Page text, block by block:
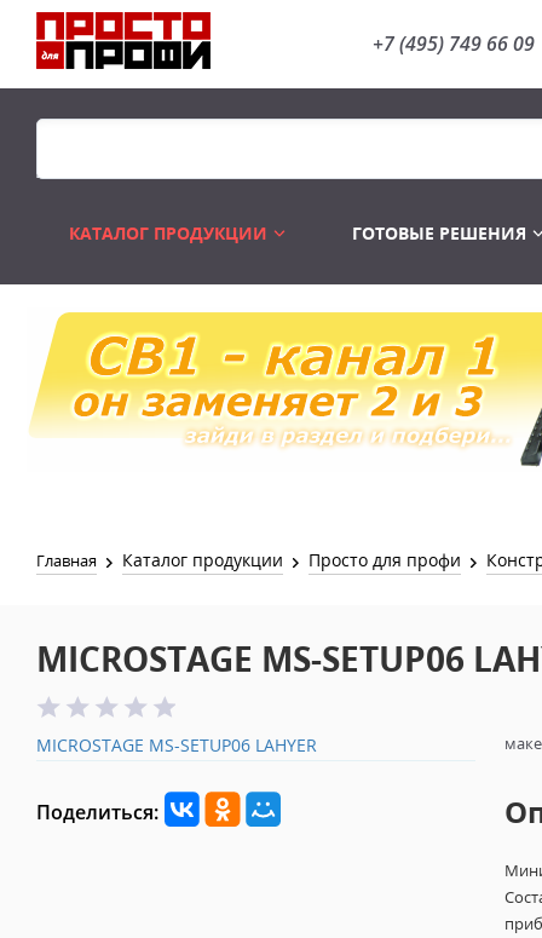
+7 (495) 749 66 09
КАТАЛОГ ПРОДУКЦИИ
Распродажа Лампы
ГОТОВЫЕ РЕШЕНИЯ
Главная Каталог продукции Просто для профи
MICROSTAGE MS-SETUP06
MICROSTAGE MS-SETUP06 LAHYER
Поделиться: